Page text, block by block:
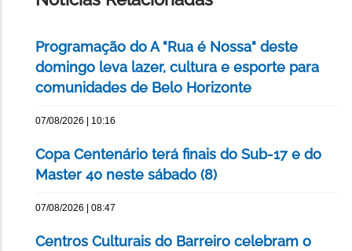
Programação do A "Rua é Nossa" deste
domingo leva lazer, cultura e esporte para
comunidades de Belo Horizonte
07/08/2026 | 10:16
Copa Centenário terá finais do Sub-17 e do
Master 40 neste sábado (8)
07/08/2026 | 08:47
Centros Culturais do Barreiro celebram o